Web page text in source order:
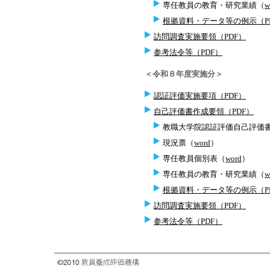
専任教員の教育・研究業績（
根拠資料・データ等の例示（
訪問調査実施要領（PDF）
参考法令等（PDF）
＜令和８年度実施分＞
認証評価実施要項（PDF）
自己評価書作成要領（PDF）
教職大学院認証評価自己評価
現況票（word）
専任教員個別表（word）
専任教員の教育・研究業績（
根拠資料・データ等の例示（
訪問調査実施要領（PDF）
参考法令等（PDF）